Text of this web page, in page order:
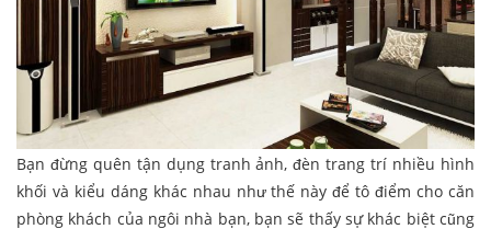
Bạn đừng quên tận dụng tranh ảnh, đèn trang trí nhiều hình
khối và kiểu dáng khác nhau như thế này để tô điểm cho căn
phòng khách của ngôi nhà bạn, bạn sẽ thấy sự khác biệt cũng